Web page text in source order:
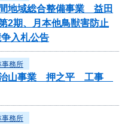
地域総合整備事業 益田
2期、月本他鳥獣害防止
入札公告
事務所
治山事業 押之平 工事
事務所